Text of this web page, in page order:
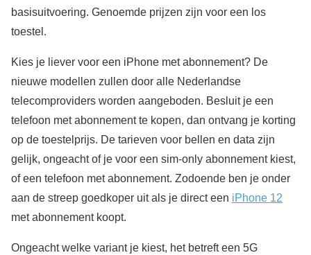
basisuitvoering. Genoemde prijzen zijn voor een los
toestel.
Kies je liever voor een iPhone met abonnement? De
nieuwe modellen zullen door alle Nederlandse
telecomproviders worden aangeboden. Besluit je een
telefoon met abonnement te kopen, dan ontvang je korting
op de toestelprijs. De tarieven voor bellen en data zijn
gelijk, ongeacht of je voor een sim-only abonnement kiest,
of een telefoon met abonnement. Zodoende ben je onder
aan de streep goedkoper uit als je direct een iPhone 12
met abonnement koopt.
Ongeacht welke variant je kiest, het betreft een 5G